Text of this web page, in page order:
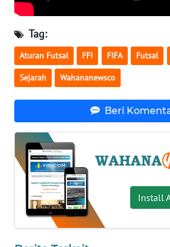
Tag:
Aturan Futsal FFI FIFA Futsal
Sejarah Wahananewsco
Beri
Install
JAMBI
WN
SULTRA
NTB
WN
SULTENG
WN
SULBAR